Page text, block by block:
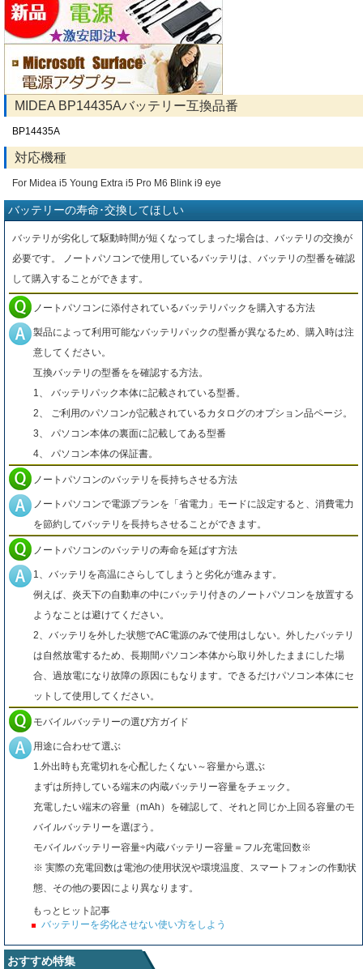
MIDEA BP14435Aバッテリー互換品番
BP14435A
対応機種
For Midea i5 Young Extra i5 Pro M6 Blink i9 eye
バッテリーの寿命･交換してほしい
バッテリが劣化して駆動時間が短くなってしまった場合は、バッテリの交換が
必要です。 ノートパソコンで使用しているバッテリは、バッテリの型番を確認
して購入することができます。
ノートパソコンに添付されているバッテリパックを購入する方法
製品によって利用可能なバッテリパックの型番が異なるため、購入時は注
意してください。
互換バッテリの型番をを確認する方法。
1、 バッテリパック本体に記載されている型番。
2、 ご利用のパソコンが記載されているカタログのオプション品ページ。
3、 パソコン本体の裏面に記載してある型番
4、 パソコン本体の保証書。
ノートパソコンのバッテリを長持ちさせる方法
ノートパソコンで電源プランを「省電力」モードに設定すると、消費電力
を節約してバッテリを長持ちさせることができます。
ノートパソコンのバッテリの寿命を延ばす方法
1、バッテリを高温にさらしてしまうと劣化が進みます。
例えば、炎天下の自動車の中にバッテリ付きのノートパソコンを放置する
ようなことは避けてください。
2、バッテリを外した状態でAC電源のみで使用はしない。外したバッテリ
は自然放電するため、長期間パソコン本体から取り外したままにした場
合、過放電になり故障の原因にもなります。できるだけパソコン本体にセ
ットして使用してください。
モバイルバッテリーの選び方ガイド
用途に合わせて選ぶ
1.外出時も充電切れを心配したくない～容量から選ぶ
まずは所持している端末の内蔵バッテリー容量をチェック。
充電したい端末の容量（mAh）を確認して、それと同じか上回る容量のモ
バイルバッテリーを選ぼう。
モバイルバッテリー容量÷内蔵バッテリー容量＝フル充電回数※
※ 実際の充電回数は電池の使用状況や環境温度、スマートフォンの作動状
態、その他の要因により異なります。
もっとヒット記事
バッテリーを劣化させない使い方をしよう
おすすめ特集